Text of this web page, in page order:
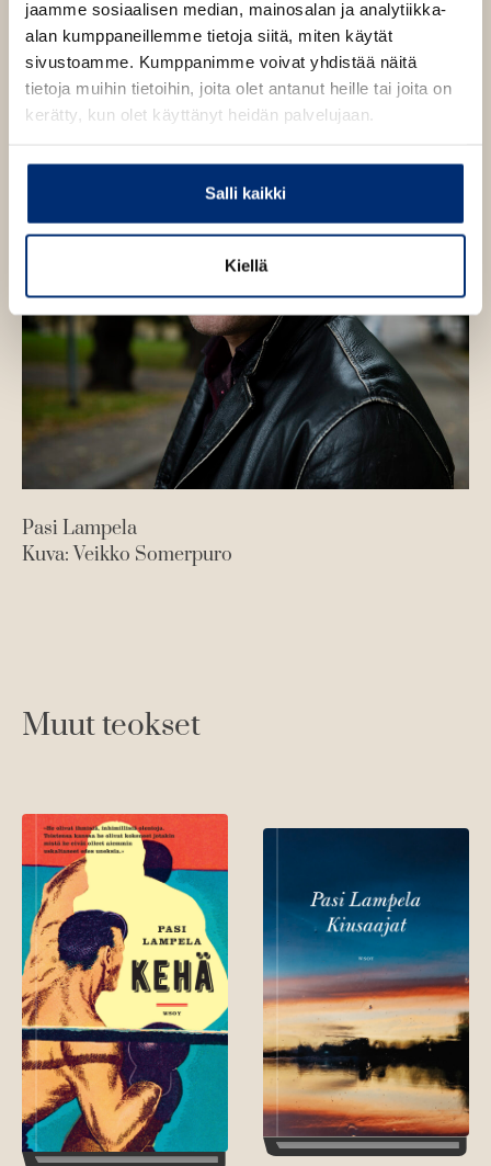
jaamme sosiaalisen median, mainosalan ja analytiikka-
alan kumppaneillemme tietoja siitä, miten käytät
sivustoamme. Kumppanimme voivat yhdistää näitä
tietoja muihin tietoihin, joita olet antanut heille tai joita on
kerätty, kun olet käyttänyt heidän palvelujaan.
Salli kaikki
Kiellä
v
ä
l
i
l
h
e
L
a
m
e
l
Pasi Lampela
Kuva: Veikko Somerpuro
Muut teokset